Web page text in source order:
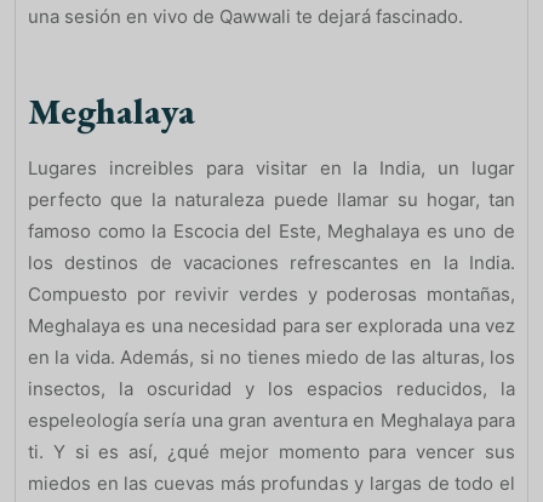
una sesión en vivo de Qawwali te dejará fascinado.
Meghalaya
Lugares increibles para visitar en la India, un lugar
perfecto que la naturaleza puede llamar su hogar, tan
famoso como la Escocia del Este, Meghalaya es uno de
los destinos de vacaciones refrescantes en la India.
Compuesto por revivir verdes y poderosas montañas,
Meghalaya es una necesidad para ser explorada una vez
en la vida. Además, si no tienes miedo de las alturas, los
insectos, la oscuridad y los espacios reducidos, la
espeleología sería una gran aventura en Meghalaya para
ti. Y si es así, ¿qué mejor momento para vencer sus
miedos en las cuevas más profundas y largas de todo el